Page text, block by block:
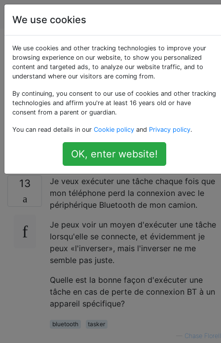
Android
Tasker: exécuter une
tâche lorsqu'un
périphérique
Bluetooth spécifique
perd la connexion
13
Je veux exécuter une tâche chaque fois que
mon téléphone perd la connexion avec le
périphérique Bluetooth de mon camion.
Je peux voir un moyen d'exécuter une tâche
lorsqu'elle se connecte, et évidemment je
peux «l'inverser», mais l'inverser ne me
semble pas juste.
Quelle est la bonne façon d'exécuter une
tâche en cas de perte de connexion BT à un
appareil spécifique?
bluetooth
tasker
Chase Florell
We use cookies
We use cookies and other tracking technologies to improve your
browsing experience on our website, to show you personalized
content and targeted ads, to analyze our website traffic, and to
understand where our visitors are coming from.
By continuing, you consent to our use of cookies and other tracking
technologies and affirm you're at least 16 years old or have
consent from a parent or guardian.
You can read details in our Cookie policy and Privacy policy.
OK, enter website!